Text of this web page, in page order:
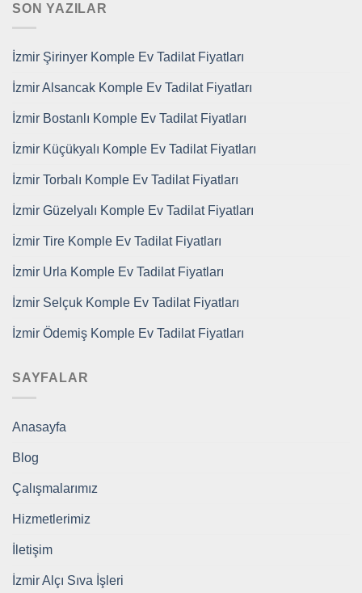
SON YAZILAR
İzmir Şirinyer Komple Ev Tadilat Fiyatları
İzmir Alsancak Komple Ev Tadilat Fiyatları
İzmir Bostanlı Komple Ev Tadilat Fiyatları
İzmir Küçükyalı Komple Ev Tadilat Fiyatları
İzmir Torbalı Komple Ev Tadilat Fiyatları
İzmir Güzelyalı Komple Ev Tadilat Fiyatları
İzmir Tire Komple Ev Tadilat Fiyatları
İzmir Urla Komple Ev Tadilat Fiyatları
İzmir Selçuk Komple Ev Tadilat Fiyatları
İzmir Ödemiş Komple Ev Tadilat Fiyatları
SAYFALAR
Anasayfa
Blog
Çalışmalarımız
Hizmetlerimiz
İletişim
İzmir Alçı Sıva İşleri